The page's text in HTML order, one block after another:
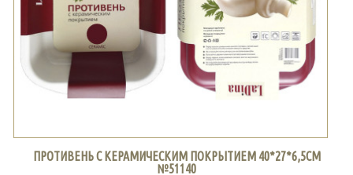
ПРОТИВЕНЬ С КЕРАМИЧЕСКИМ ПОКРЫТИЕМ 40*27*6,5СМ
№51140